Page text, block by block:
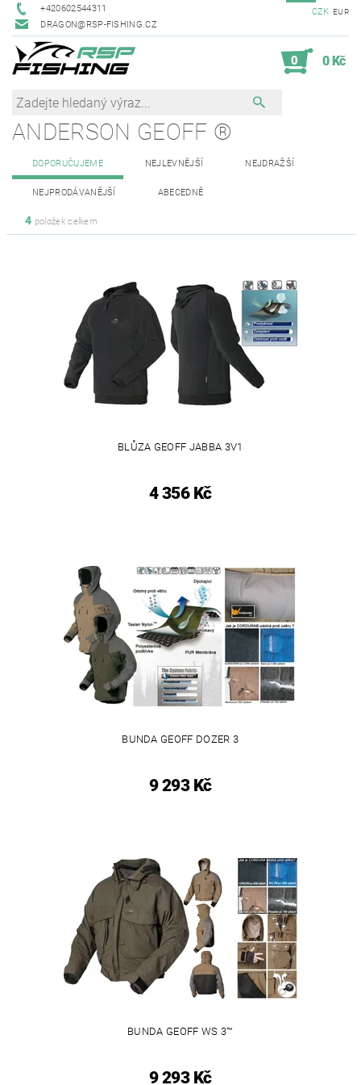
+420602544311
DRAGON@RSP-FISHING.CZ
CZK EUR
0 0 Kč
ANDERSON GEOFF ®
DOPORUČUJEME NEJLEVNĚJŠÍ NEJDRAŽŠÍ
NEJPRODÁVANĚJŠÍ ABECEDNĚ
4 položek celkem
BLŮZA GEOFF JABBA 3V1
4 356 Kč
BUNDA GEOFF DOZER 3
9 293 Kč
BUNDA GEOFF WS 3™
9 293 Kč